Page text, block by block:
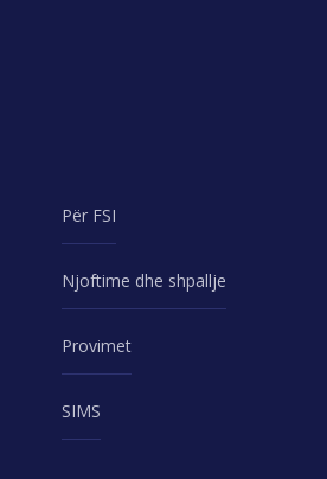
Për FSI
Njoftime dhe shpallje
Provimet
SIMS